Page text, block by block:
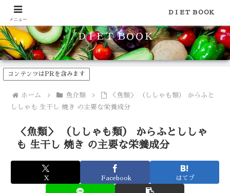
食品のカロリーや糖質などの栄養素がわかる！健康やダイエットに
ＤＩＥＴ ＢＯＯＫ
コンテンツはPRを含みます
ホーム 魚介類
＜魚類＞ （ししゃも類） からふと
ししゃも 生干し 焼き の主要な栄養成分
＜魚類＞ （ししゃも類） からふとししゃ
も 生干し 焼き の主要な栄養成分
X Facebook はてブ
メニュー
ＤＩＥＴ ＢＯＯＫ